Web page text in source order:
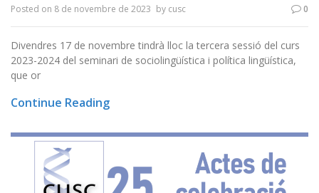
Posted on 8 de novembre de 2023 by cusc 0
Divendres 17 de novembre tindrà lloc la tercera sessió del curs
2023-2024 del seminari de sociolingüística i política lingüística,
que or
Continue Reading